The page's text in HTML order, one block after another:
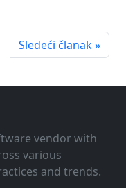
Sledeći članak »
vendor with
various
and trends.